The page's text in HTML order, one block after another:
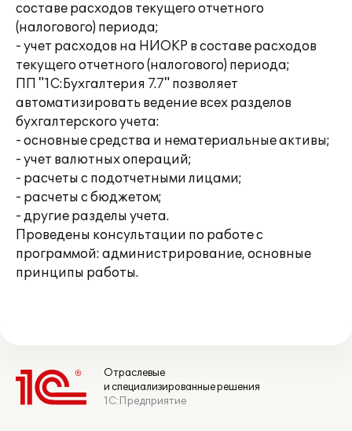
составе расходов текущего отчетного
(налогового) периода;
- учет расходов на НИОКР в составе расходов
текущего отчетного (налогового) периода;
ПП "1С:Бухгалтерия 7.7" позволяет
автоматизировать ведение всех разделов
бухгалтерского учета:
- основные средства и нематериальные активы;
- учет валютных операций;
- расчеты с подотчетными лицами;
- расчеты с бюджетом;
- другие разделы учета.
Проведены консультации по работе с
программой: администрирование, основные
принципы работы.
Отраслевые
и специализированные решения
1С:Предприятие